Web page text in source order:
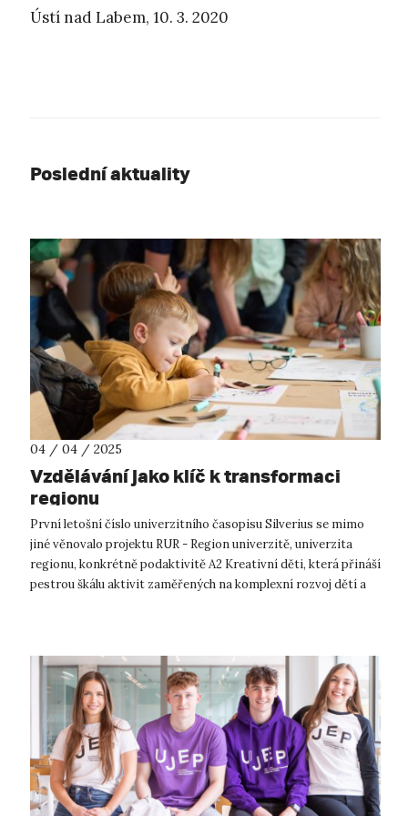
Ústí nad Labem, 10. 3. 2020
Poslední aktuality
04 / 04 / 2025
Vzdělávání jako klíč k transformaci
regionu
​První letošní číslo univerzitního časopisu Silverius se mimo
jiné věnovalo projektu RUR - Region univerzitě, univerzita
regionu, konkrétně podaktivitě A2 Kreativní děti, která přináší
pestrou škálu aktivit zaměřených na komplexní rozvoj dětí a